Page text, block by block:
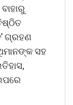
ଗ୍ରହଣ
ସହ